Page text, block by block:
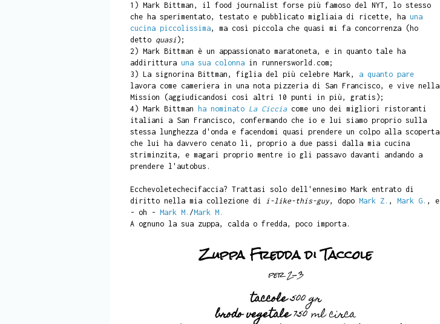
1) Mark Bittman, il food journalist forse più famoso del NYT, lo stesso
che ha sperimentato, testato e pubblicato migliaia di ricette, ha una
cucina piccolissima, ma così piccola che quasi mi fa concorrenza (ho
detto quasi);
2) Mark Bittman è un appassionato maratoneta, e in quanto tale ha
addirittura una sua colonnain runnersworld.com;
3) La signorina Bittman, figlia del più celebre Mark, a quanto pare
lavora come cameriera in una nota pizzeria di San Francisco, e vive nella
Mission (aggiudicandosi così altri 10 punti in più, gratis);
4) Mark Bittman
ha nominato La Cicciacome uno dei migliori ristoranti
italiani a San Francisco, confermando che io e lui siamo proprio sulla
stessa lunghezza d'onda e facendomi quasi prendere un colpo alla scoperta
che lui ha davvero cenato lì, proprio a due passi dalla mia cucina
striminzita, e magari proprio mentre io gli passavo davanti andando a
prendere l'autobus.
Ecchevoletechecifaccia? Trattasi solo dell'ennesimo Mark entrato di
diritto nella mia collezione di
i-like-this-guy, dopo Mark Z. , Mark G. , e
- oh - Mark M. /Mark M.
A ognuno la sua zuppa, calda o fredda, poco importa.
Zuppa Fredda di Taccole
per 2-3
taccole500 gr
brodo vegetale750 ml circa